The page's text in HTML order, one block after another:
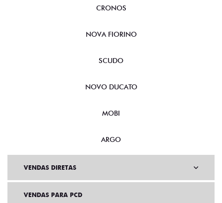
CRONOS
NOVA FIORINO
SCUDO
NOVO DUCATO
MOBI
ARGO
VENDAS DIRETAS
VENDAS PARA PCD